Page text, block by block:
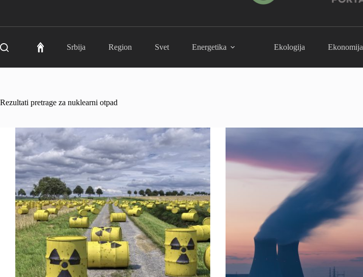
Srbija Region Svet Energetika Ekologija Ekonomija
Rezultati pretrage za nuklearni otpad